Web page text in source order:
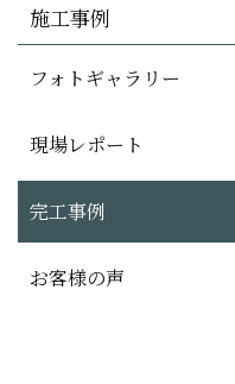
施工事例
フォトギャラリー
現場レポート
完工事例
お客様の声